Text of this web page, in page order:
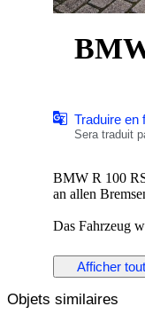
Traduire en
Sera traduit
BMW R 100
an allen
Das Fahrzeug
Alles was
Die Felgen
Afficher
Objets similaires